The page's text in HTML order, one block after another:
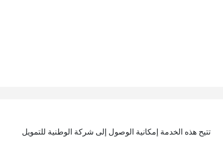
تتيح هذه الخدمة إمكانية الوصول إلى شركة الوطنية للتمويل